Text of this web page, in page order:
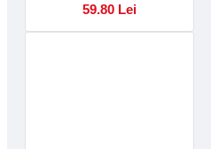
59.80 Lei